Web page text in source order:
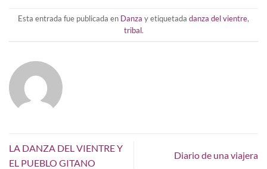
Esta entrada fue publicada en Danza y etiquetada danza del vientre,
tribal.
LA DANZA DEL VIENTRE Y
EL PUEBLO GITANO
Diario de una viajera